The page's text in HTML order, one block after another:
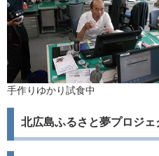
手作りゆかり試食中
北広島ふるさと夢プロジェ